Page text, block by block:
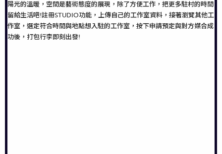
陽光的溫暖，空間是藝術態度的展現，除了方便工作，把更多駐村的時間
留給生活吧!註冊STUDIO功能，上傳自己的工作室資料，接著瀏覽其他工
作室，選定符合時間與地點想入駐的工作室，按下申請預定與對方媒合成
功後，打包行李即刻出發!